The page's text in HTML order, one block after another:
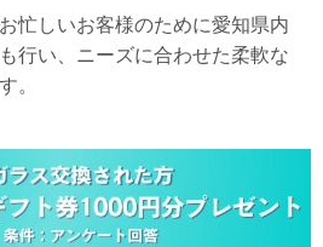
忙しいお客様のために愛知県内
行い、ニーズに合わせた柔軟な
。